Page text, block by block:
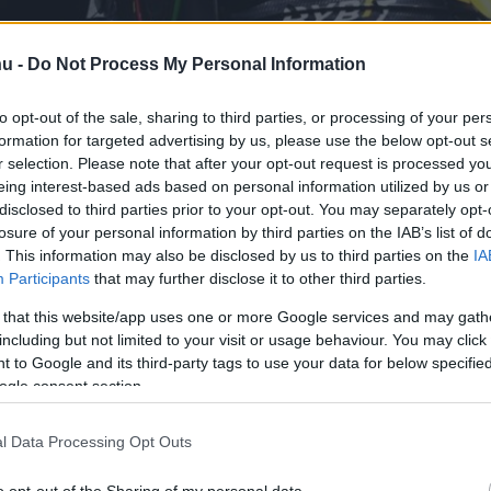
- Do Not Process My Personal Information
opt-out of the sale, sharing to third parties, or processing of your
for targeted advertising by us, please use the below opt-out
selection. Please note that after your opt-out request is processed
interest-based ads based on personal information utilized by us
to third parties prior to your opt-out. You may separately
of your personal information by third parties on the IAB’s list of
This information may also be disclosed by us to third parties on the
Participants that may further disclose it to other third parties.
that this website/app uses one or more Google services and may
but not limited to your visit or usage behaviour. You may
to Google and its third-party tags to use your data for below
consent section.
Data Processing Opt Outs
versenyzője nyerte a
Nagydíjat, miután az őt
Leclerc nem tudott fogást
kövess minket aCsakfoci Google News oldalán is!
nem ünnepelheti második világbajnoki